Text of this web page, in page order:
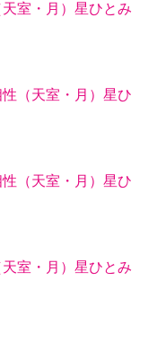
室・月）星ひとみ
（天室・月）星ひ
（天室・月）星ひ
室・月）星ひとみ